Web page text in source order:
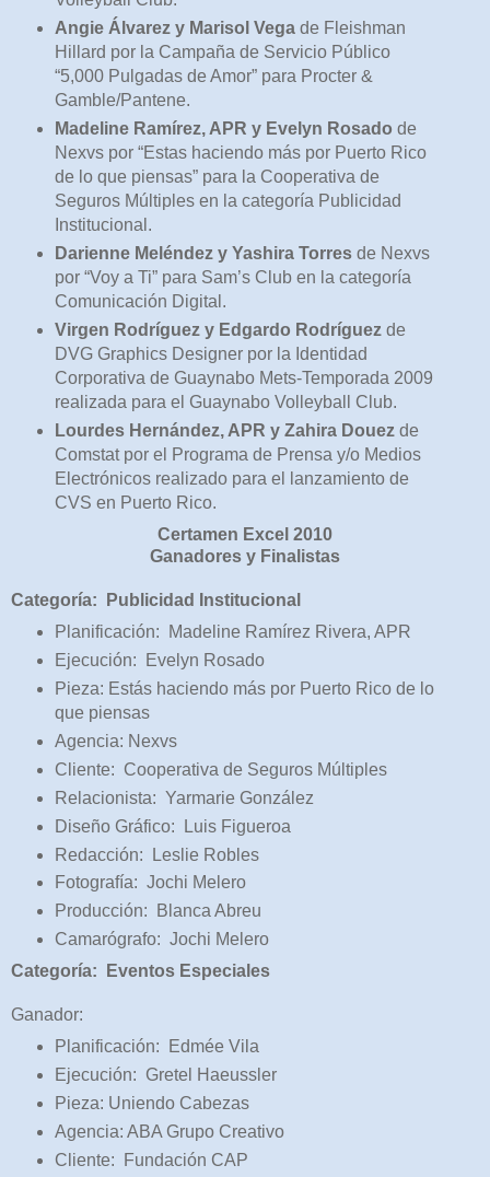
Angie Álvarez y Marisol Vegade Fleishman
Hillard por la Campaña de Servicio Público
“5,000 Pulgadas de Amor” para Procter &
Gamble/Pantene.
Madeline Ramírez, APR y Evelyn Rosado de
Nexvs por “Estas haciendo más por Puerto Rico
de lo que piensas” para la Cooperativa de
Seguros Múltiples en la categoría Publicidad
Institucional.
Darienne Meléndez y Yashira Torresde Nexvs
por “Voy a Ti” para Sam’s Club en la categoría
Comunicación Digital.
Virgen Rodríguez y Edgardo Rodríguez de
DVG Graphics Designer por la Identidad
Corporativa de Guaynabo Mets-Temporada 2009
realizada para el Guaynabo Volleyball Club.
Lourdes Hernández, APR y Zahira Douezde
Comstat por el Programa de Prensa y/o Medios
Electrónicos realizado para el lanzamiento de
CVS en Puerto Rico.
Certamen Excel 2010
Ganadores y Finalistas
Categoría: Publicidad Institucional
Planificación: Madeline Ramírez Rivera, APR
Ejecución: Evelyn Rosado
Pieza: Estás haciendo más por Puerto Rico de lo
que piensas
Agencia: Nexvs
Cliente: Cooperativa de Seguros Múltiples
Relacionista: Yarmarie González
Diseño Gráfico: Luis Figueroa
Redacción: Leslie Robles
Fotografía: Jochi Melero
Producción: Blanca Abreu
Camarógrafo: Jochi Melero
Categoría: Eventos Especiales
Ganador:
Planificación: Edmée Vila
Ejecución: Gretel Haeussler
Pieza: Uniendo Cabezas
Agencia: ABA Grupo Creativo
Cliente: Fundación CAP